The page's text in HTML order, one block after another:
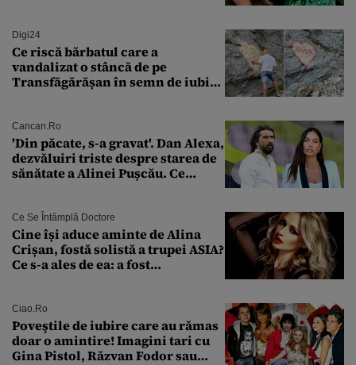
Digi24
Ce riscă bărbatul care a
vandalizat o stâncă de pe
Transfăgărășan în semn de iubire
Cancan.ro
'Din păcate, s-a gravat'. Dan Alexa,
dezvăluiri triste despre starea de
sănătate a Alinei Pușcău. Ce
Ce Se Întâmplă Doctore
Cine își aduce aminte de Alina
Crișan, fostă solistă a trupei ASIA?
Ce s-a ales de ea: a fost
Ciao.ro
Poveştile de iubire care au rămas
doar o amintire! Imagini tari cu
Gina Pistol, Răzvan Fodor sau